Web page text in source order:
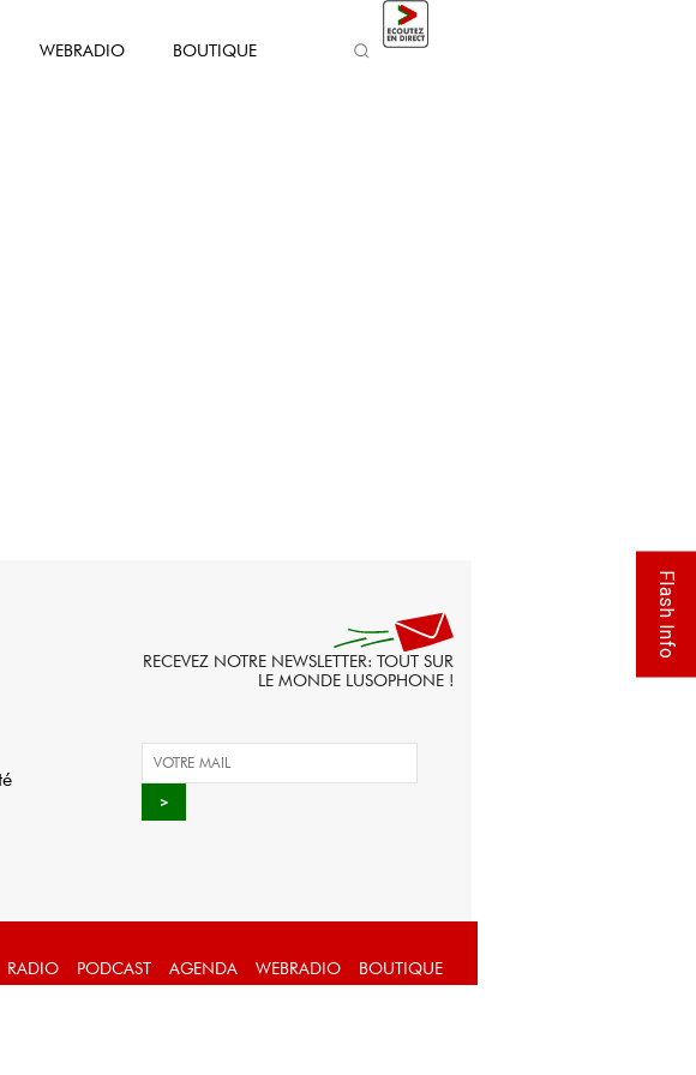
WEBRADIO BOUTIQUE
RECEVEZ NOTRE NEWSLETTER: TOUT SUR
LE MONDE LUSOPHONE !
RADIO PODCAST AGENDA WEBRADIO BOUTIQUE
Flash Info